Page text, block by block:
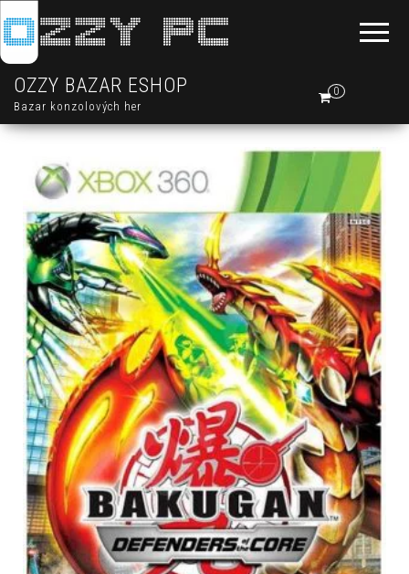
OZZY BAZAR ESHOP
Bazar konzolových her
0